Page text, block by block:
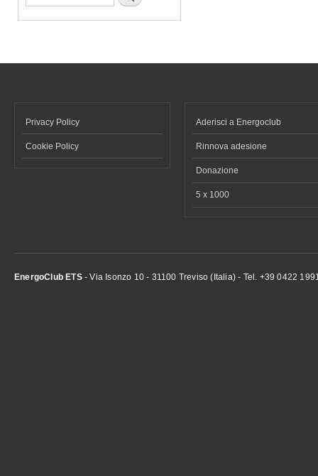
Privacy Policy
Cookie Policy
Aderisci a Energoclub
Rinnova adesione
Donazione
5 x 1000
EnergoClub ETS- Via Isonzo 10 - 31100 Treviso (Italia) - Tel. +39 0422